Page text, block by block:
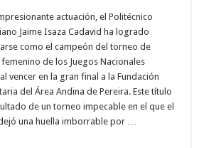
actuación, el Politécnico
Jaime Isaza Cadavid ha logrado
como el campeón del torneo de
de los Juegos Nacionales
al vencer en la gran final a la Fundación
del Área Andina de Pereira. Este título
de un torneo impecable en el que el
una huella imborrable por …